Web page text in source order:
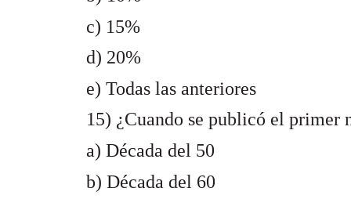
c) 15%
d) 20%
e) Todas las anteriores
15) ¿Cuando se publicó el primer
a) Década del 50
b) Década del 60